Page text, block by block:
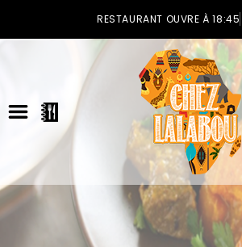
RESTAURANT OUVRE À 18:45